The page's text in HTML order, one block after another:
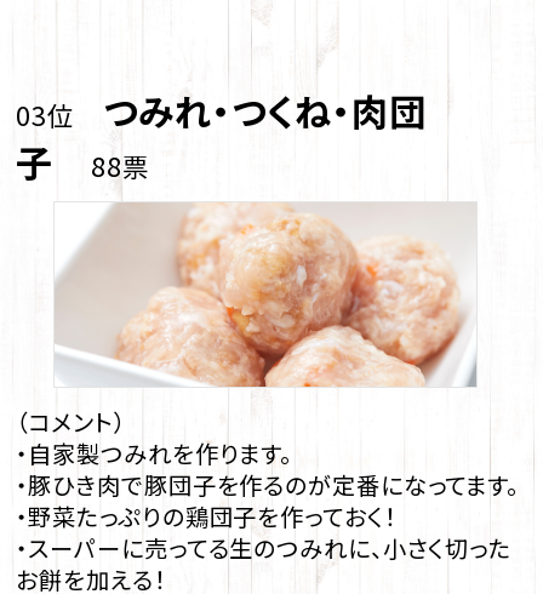
03位 つみれ・つくね・肉団
子
88票
（コメント）
・自家製つみれを作ります。
・豚ひき肉で豚団子を作るのが定番になってます。
・野菜たっぷりの鶏団子を作っておく！
・スーパーに売ってる生のつみれに、小さく切った
お餅を加える！